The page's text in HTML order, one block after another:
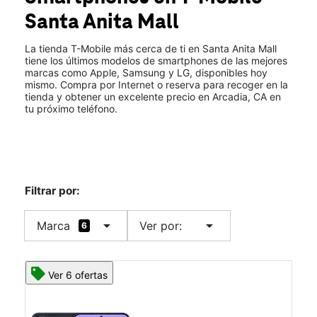
Lun.: 10:00 a.m. a 9:00 p.m.
Mar.:10:00 a.m. a 9:00 p.m.
400 S Baldwin Ave Suite 249-u Arcadia, CA 91007
Santa Anita Mall
La tienda T-Mobile más cerca de ti en Santa Anita Mall
tiene los últimos modelos de smartphones de las mejores
marcas como Apple, Samsung y LG, disponibles hoy
mismo. Compra por Internet o reserva para recoger en la
tienda y obtener un excelente precio en Arcadia, CA en
tu próximo teléfono.
Filtrar por:
Marca 6 arrow_drop_down Ver por: arrow_drop_down
Ver 6 ofertas